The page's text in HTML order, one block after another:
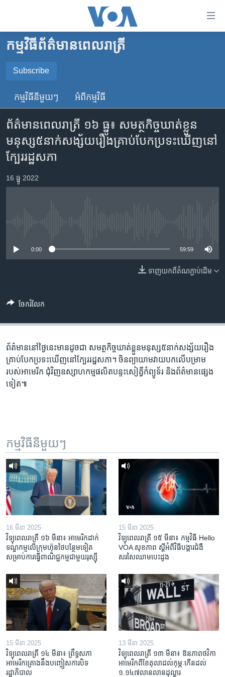
គេហទំព័រ​
ទាក់ទង
រំលង​
ទំព័រ​
ព័ត៌មាន​​
តែ​
ម្តង
និង​
រំលង​
កាន់​
ស្វែង​
កម្ពុជា
អន្តរជាតិ
ចិន
ហេឡូវីអូអេ
កម្ពុជាច្នៃប្រតិដ្ឋ
ព្រឹត្តិការណ៍ព័ត៌មាន
ទូរទស្សន៍ / វីដេអូ​
កម្មវិធី​ព័ត៌មាន​ពេលរាត្រី
Subscribe
SUBSCRIBE
YouTube Music
Spotify
កម្មវិធី​នីមួយៗ អំពី​កម្មវិធី​
ព័ត៌មានពេលរាត្រី ១៦ ធ្នូ៖ សមត្ថកិច្ច​ឃាត់​ខ្លួន​
មនុស្ស​៥​នាក់​សង្ស័យ​រឿង​គ្រា​ប់​បែក​ប្រទះ​ឃើញ​នៅ​
ក្បែរ​រដ្ឋសភា
16 ធ្នូ 2022
0:00 59:59
ទាញ​យក​ពី​តំណភ្ជាប់​ដើម
ចែករំលែក
ព័ត៌មាន​នៅ​ថ្ងៃនេះ​មាន​ដូចជា សមត្ថកិច្ច​ឃាត់​ខ្លួន​មនុស្ស​៥​នាក់​សង្ស័យ​រឿង​
គ្រា​ប់​បែក​ប្រទះ​ឃើញ​នៅ​ក្បែរ​រដ្ឋសភា។ ចិន​ព្យាយាម​វាយបក​លើ​បម្រាម​
របស់​អាមេរិក ជុំវិញ​ឧស្សាហកម្ម​ផលិត​បន្ទះ​សៀគ្វី​កំព្យូទ័រ និង​ព័ត៌មាន​ផ្សេង​
ទៀត៕
កម្មវិធី​នីមួយៗ
16 មីនា 2025
វិទ្យុពេលរាត្រី ១៦ មីនា៖ អាមេរិក​ដាក់​
ទណ្ឌកម្ម​លើ​ក្រុមហ៊ុន​ថៃ​បន្ថែម​ទៀត​
សម្រាប់​ការ​ធ្វើ​ពាណិជ្ជកម្ម​ជាមួយ​រុស្ស៊ី
15 មីនា 2025
វិទ្យុពេលរាត្រី ១៥ មីនា៖ កម្មវិធី ​Hello
VOA សុខភាព ស្ដី​អំពី​វិធី​បង្ការ​ជំងឺ​
សរសៃ​ឈាម​បេះដូង
15 មីនា 2025
វិទ្យុពេលរាត្រី ១៤ មីនា៖ ព្រឹទ្ធសភា
អាមេរិកគ្រោងនឹងបញ្ចៀសការបិទ
រដ្ឋាភិបាល
13 មីនា 2025
វិទ្យុពេលរាត្រី ១៣ មីនា៖ ឱនភាព​ថវិកា​
អាមេរិក​ពី​ខែ​តុលា​ដល់​កុម្ភៈ​កើន​ដល់​
១.១៤៧​លានលាន​ដុល្លារ